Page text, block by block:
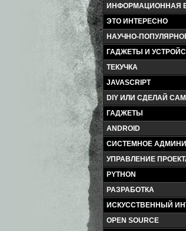
ИНФОРМАЦИОННАЯ
ЭТО ИНТЕРЕСНО
НАУЧНО-
ГАДЖЕТЫ И
ТЕКУЧКА
JAVASCRIPT
DIY ИЛИ СДЕЛАЙ САМ
ГАДЖЕТЫ
ANDROID
СИСТЕМНОЕ
УПРАВЛЕНИЕ
PYTHON
РАЗРАБОТКА
ИСКУССТВЕННЫЙ
OPEN SOURCE